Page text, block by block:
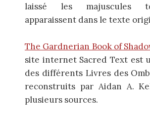
laissé les majuscules
apparaissent dans le texte
The Gardnerian Book of
site internet Sacred Text est
des différents Livres des
reconstruits par Aidan A.
plusieurs sources.